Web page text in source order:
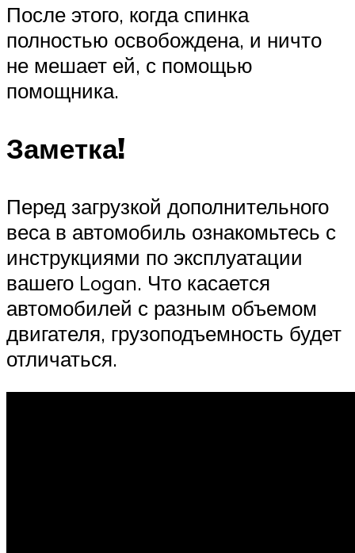
После этого, когда спинка
полностью освобождена, и ничто
не мешает ей, с помощью
помощника.
Заметка!
Перед загрузкой дополнительного
веса в автомобиль ознакомьтесь с
инструкциями по эксплуатации
вашего Logan. Что касается
автомобилей с разным объемом
двигателя, грузоподъемность будет
отличаться.